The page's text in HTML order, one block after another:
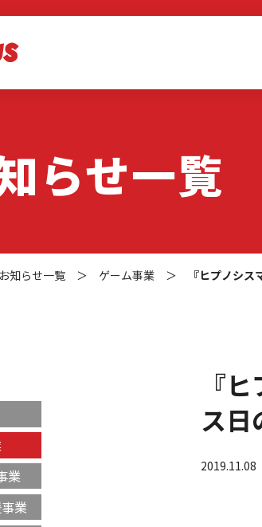
らせ一覧
お知らせ一覧 ＞ ゲーム事業 ＞ 『ヒプノシ
『
ス日
2019.11.08
業
業